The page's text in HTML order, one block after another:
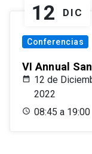
12 DIC
Conferencias
VI Annual
12 de
2022
08:45 a 19:00